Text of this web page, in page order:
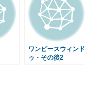
n
g
a
s
ワンピースウィンド
ゥ・その後2